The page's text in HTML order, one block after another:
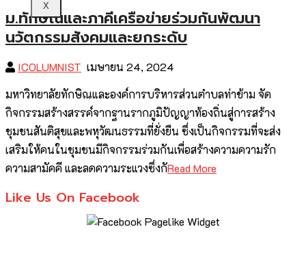
X
ม.ทักษิณและภาคีเครือข่ายร่วมกันพัฒนา
นวัตกรรมสังคมและยกระดับ
ICOLUMNIST เมษายน 24, 2024
มหาวิทยาลัยทักษิณและองค์การบริหารส่วนตำบลท่าข้าม จัด
กิจกรรมสร้างสรรค์จากฐานรากภูมิปัญญาท้องถิ่นสู่การสร้าง
ชุมชนสันติสุขและพหุวัฒนธรรมที่ยั่งยืน ซึ่งเป็นกิจกรรมที่จะส่ง
เสริมให้คนในชุมชนมีกิจกรรมร่วมกันเพื่อสร้างความความรัก
ความสามัคคี และลดความระแวงซึ่งกัRead More
Like Us On Facebook